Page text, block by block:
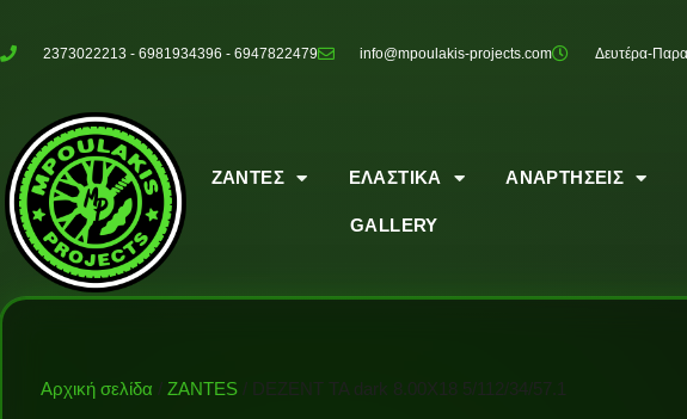
2373022213 - 6981934396 - 6947822479 info@mpoulakis-projects.com Δευτέρα-
ΖΑΝΤΕΣ ΕΛΑΣΤΙΚΑ ΑΝΑΡΤΗΣΕΙΣ
GALLERY
Αρχική σελίδα / ZANTES / DEZENT TA dark 8.00X18 5/112/34/57.1